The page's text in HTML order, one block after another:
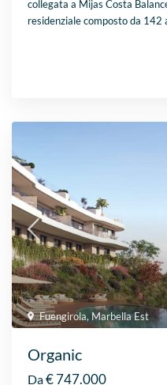
collegata a Mijas Costa
residenziale composto da
Fuengirola, Marbella Est
Organic
Da€ 747.000